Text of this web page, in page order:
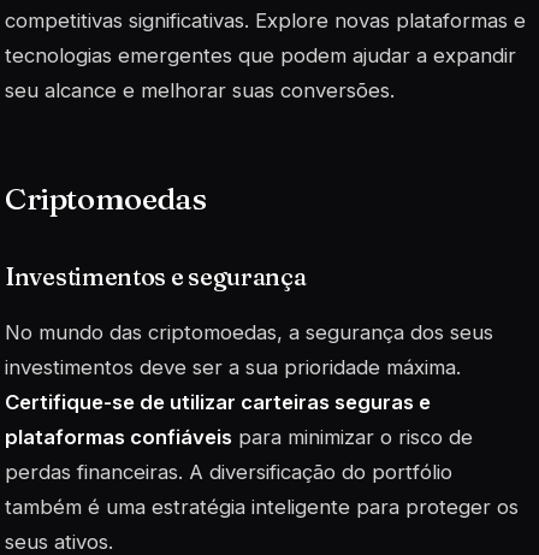
competitivas significativas. Explore novas plataformas e
tecnologias emergentes que podem ajudar a expandir
seu alcance e melhorar suas conversões.
Criptomoedas
Investimentos e segurança
No mundo das criptomoedas, a segurança dos seus
investimentos deve ser a sua prioridade máxima.
Certifique-se de utilizar carteiras seguras e
plataformas confiáveis para minimizar o risco de
perdas financeiras. A diversificação do portfólio
também é uma estratégia inteligente para proteger os
seus ativos.